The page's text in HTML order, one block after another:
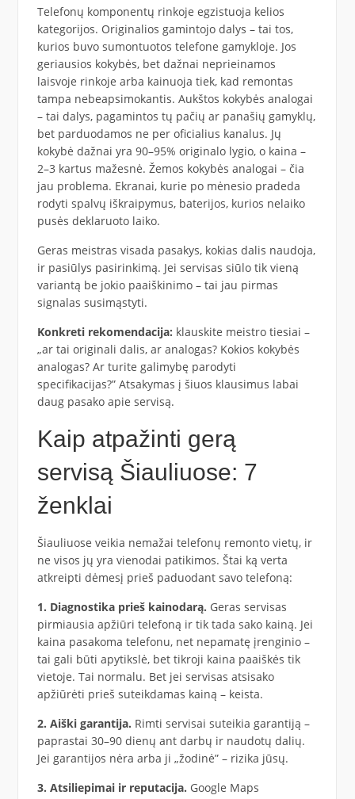
Telefonų komponentų rinkoje egzistuoja kelios
kategorijos. Originalios gamintojo dalys – tai tos,
kurios buvo sumontuotos telefone gamykloje. Jos
geriausios kokybės, bet dažnai neprieinamos
laisvoje rinkoje arba kainuoja tiek, kad remontas
tampa nebeapsimokantis. Aukštos kokybės analogai
– tai dalys, pagamintos tų pačių ar panašių gamyklų,
bet parduodamos ne per oficialius kanalus. Jų
kokybė dažnai yra 90–95% originalo lygio, o kaina –
2–3 kartus mažesnė. Žemos kokybės analogai – čia
jau problema. Ekranai, kurie po mėnesio pradeda
rodyti spalvų iškraipymus, baterijos, kurios nelaiko
pusės deklaruoto laiko.
Geras meistras visada pasakys, kokias dalis naudoja,
ir pasiūlys pasirinkimą. Jei servisas siūlo tik vieną
variantą be jokio paaiškinimo – tai jau pirmas
signalas susimąstyti.
Konkreti rekomendacija: klauskite meistro tiesiai –
„ar tai originali dalis, ar analogas? Kokios kokybės
analogas? Ar turite galimybę parodyti
specifikacijas?” Atsakymas į šiuos klausimus labai
daug pasako apie servisą.
Kaip atpažinti gerą
servisą Šiauliuose: 7
ženklai
Šiauliuose veikia nemažai telefonų remonto vietų, ir
ne visos jų yra vienodai patikimos. Štai ką verta
atkreipti dėmesį prieš paduodant savo telefoną:
1. Diagnostika prieš kainodarą. Geras servisas
pirmiausia apžiūri telefoną ir tik tada sako kainą. Jei
kaina pasakoma telefonu, net nepamatę įrenginio –
tai gali būti apytikslė, bet tikroji kaina paaiškės tik
vietoje. Tai normalu. Bet jei servisas atsisako
apžiūrėti prieš suteikdamas kainą – keista.
2. Aiški garantija. Rimti servisai suteikia garantiją –
paprastai 30–90 dienų ant darbų ir naudotų dalių.
Jei garantijos nėra arba ji „žodinė” – rizika jūsų.
3. Atsiliepimai ir reputacija. Google Maps